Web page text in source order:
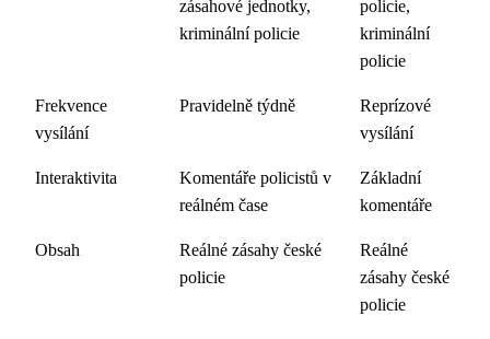
zásahové jednotky,
kriminální policie
policie,
kriminální
policie
Frekvence
vysílání
Pravidelně týdně
Reprízové
vysílání
Interaktivita
Komentáře policistů v
reálném čase
Základní
komentáře
Obsah
Reálné zásahy české
policie
Reálné
zásahy české
policie